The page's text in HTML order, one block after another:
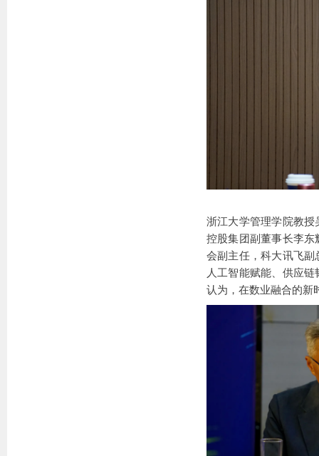
浙江大学管理学院教
控股集团副董事长李
会副主任，科大讯飞
人工智能赋能、供应
认为，在数业融合的新